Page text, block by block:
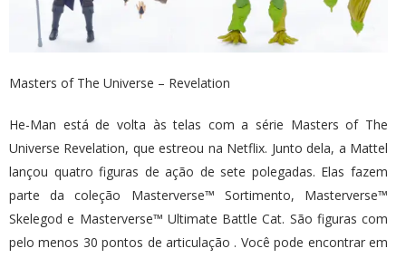
Masters of The Universe – Revelation
He-Man está de volta às telas com a série Masters of The
Universe Revelation, que estreou na Netflix. Junto dela, a Mattel
lançou quatro figuras de ação de sete polegadas. Elas fazem
parte da coleção Masterverse™ Sortimento, Masterverse™
Skelegod e Masterverse™ Ultimate Battle Cat. São figuras com
pelo menos 30 pontos de articulação . Você pode encontrar em